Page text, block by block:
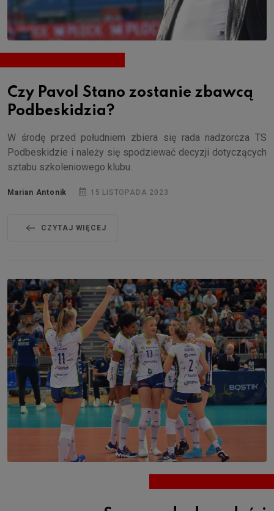
Czy Pavol Stano zostanie zbawcą
Podbeskidzia?
W środę przed południem zbiera się rada nadzorcza TS
Podbeskidzie i należy się spodziewać decyzji dotyczących
sztabu szkoleniowego klubu.
Marian Antonik 15 LISTOPADA 2023
CZYTAJ WIĘCEJ